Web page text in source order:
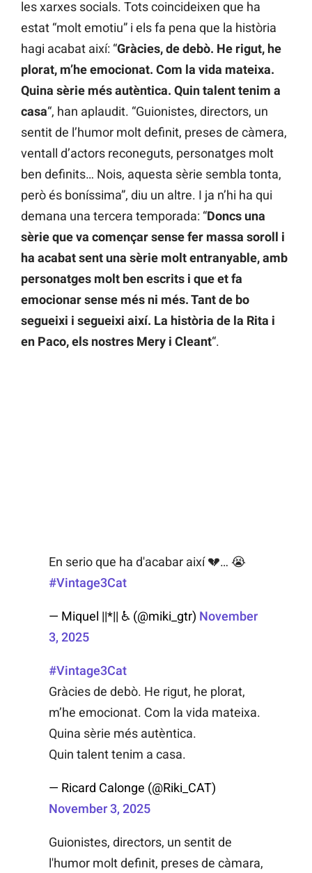
les xarxes socials. Tots coincideixen que ha
estat “molt emotiu” i els fa pena que la història
hagi acabat així: “Gràcies, de debò. He rigut, he
plorat, m’he emocionat. Com la vida mateixa.
Quina sèrie més autèntica. Quin talent tenim a
casa“, han aplaudit. “Guionistes, directors, un
sentit de l’humor molt definit, preses de càmera,
ventall d’actors reconeguts, personatges molt
ben definits… Nois, aquesta sèrie sembla tonta,
però és boníssima”, diu un altre. I ja n’hi ha qui
demana una tercera temporada: “Doncs una
sèrie que va començar sense fer massa soroll i
ha acabat sent una sèrie molt entranyable, amb
personatges molt ben escrits i que et fa
emocionar sense més ni més. Tant de bo
segueixi i segueixi així. La història de la Rita i
en Paco, els nostres Mery i Cleant“.
En serio que ha d'acabar així 💔… 😭
#Vintage3Cat
— Miquel ||*|| ♿ (@miki_gtr) November
3, 2025
#Vintage3Cat
Gràcies de debò. He rigut, he plorat,
m’he emocionat. Com la vida mateixa.
Quina sèrie més autèntica.
Quin talent tenim a casa.
— Ricard Calonge (@Riki_CAT)
November 3, 2025
Guionistes, directors, un sentit de
l'humor molt definit, preses de càmara,